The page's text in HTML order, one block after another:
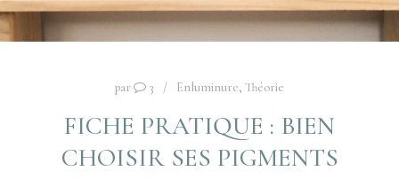
par 3 Enluminure, Théorie
FICHE PRATIQUE : BIEN
CHOISIR SES PIGMENTS